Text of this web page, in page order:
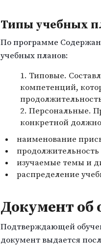
Типы учебных
По программе
учебных планов:
Типовые.
компетенций,
Персональные.
конкретной
наименование
продолжительность
изучаемые темы и
распределение
Документ об
Подтверждающей
документ выдается